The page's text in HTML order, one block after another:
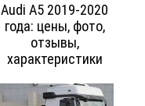
Audi A5 2019-2020
года: цены, фото,
отзывы,
характеристики